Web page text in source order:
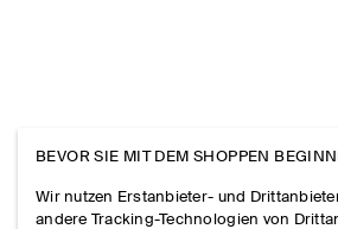
BEVOR SIE MIT DEM SHOPPEN
Wir nutzen Erstanbieter- und
andere Tracking-Technologien von